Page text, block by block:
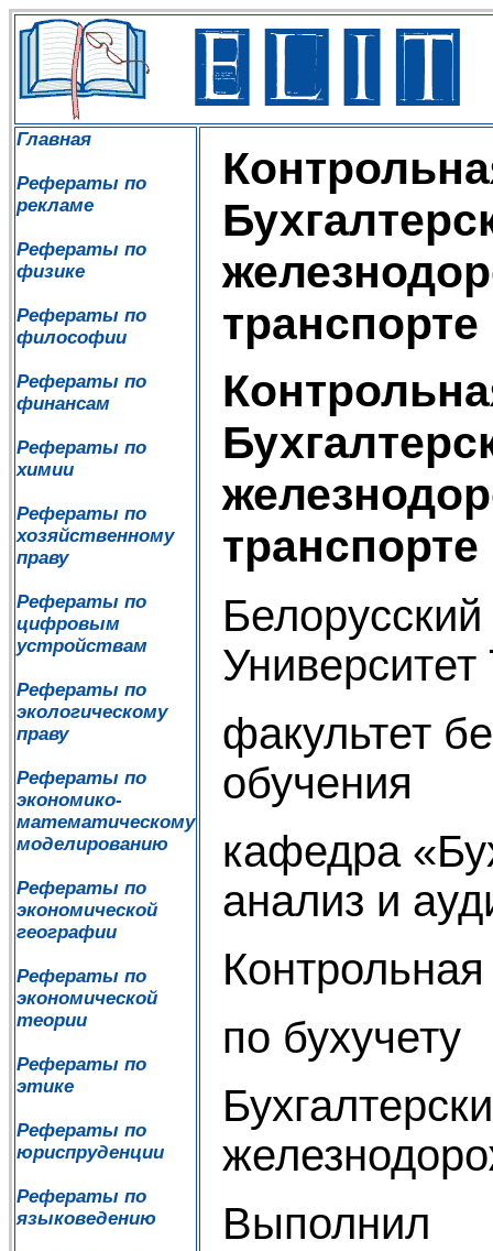
Главная
Рефераты по
рекламе
Рефераты по
физике
Рефераты по
философии
Рефераты по
финансам
Рефераты по
химии
Рефераты по
хозяйственному
праву
Рефераты по
цифровым
устройствам
Рефераты по
экологическому
праву
Рефераты по
экономико-
математическому
моделированию
Рефераты по
экономической
географии
Рефераты по
экономической
теории
Рефераты по
этике
Рефераты по
юриспруденции
Рефераты по
языковедению
транспорте
транспорте
факультет
обучения
кафедра
анализ и
по бухучету
Выполнил